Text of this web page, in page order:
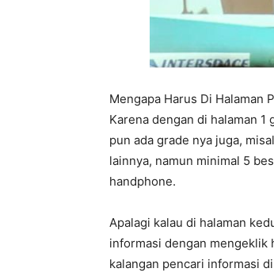
Mengapa Harus Di Halaman
Karena dengan di halaman
pun ada grade nya juga,
lainnya, namun minimal 5
handphone.
Apalagi kalau di halaman
informasi dengan mengeklik
kalangan pencari informasi